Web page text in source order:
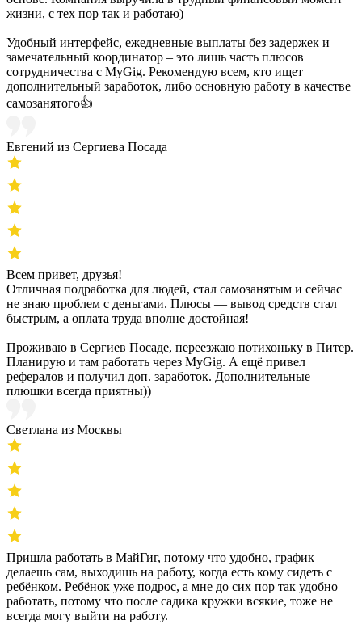
жизни, с тех пор так и работаю)
Удобный интерфейс, ежедневные выплаты без задержек и
замечательный координатор – это лишь часть плюсов
сотрудничества с MyGig. Рекомендую всем, кто ищет
дополнительный заработок, либо основную работу в качестве
самозанятого👍
Евгений из Сергиева Посада
Всем привет, друзья!
Отличная подработка для людей, стал самозанятым и сейчас
не знаю проблем с деньгами. Плюсы — вывод средств стал
быстрым, а оплата труда вполне достойная!
Проживаю в Сергиев Посаде, переезжаю потихоньку в Питер.
Планирую и там работать через MyGig. А ещё привел
рефералов и получил доп. заработок. Дополнительные
плюшки всегда приятны))
Светлана из Москвы
Пришла работать в МайГиг, потому что удобно, график
делаешь сам, выходишь на работу, когда есть кому сидеть с
ребёнком. Ребёнок уже подрос, а мне до сих пор так удобно
работать, потому что после садика кружки всякие, тоже не
всегда могу выйти на работу.